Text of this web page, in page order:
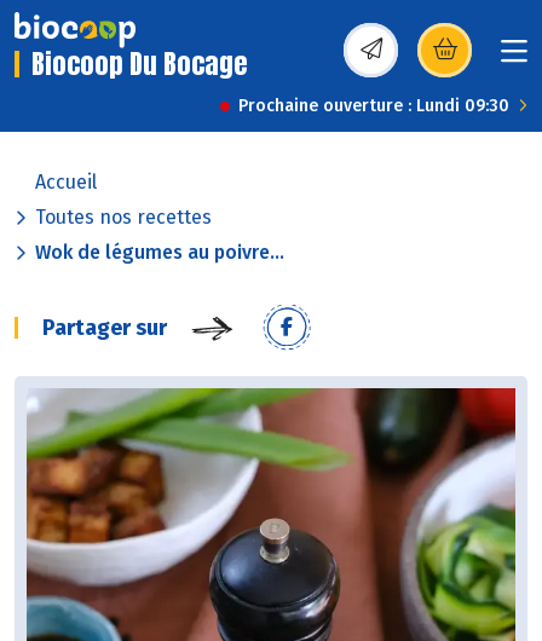
Biocoop Du Bocage (s’ouvre dans une
Prochaine ouverture : Lundi 09:30
Accueil
Toutes nos recettes
Wok de légumes au poivre...
Partager sur